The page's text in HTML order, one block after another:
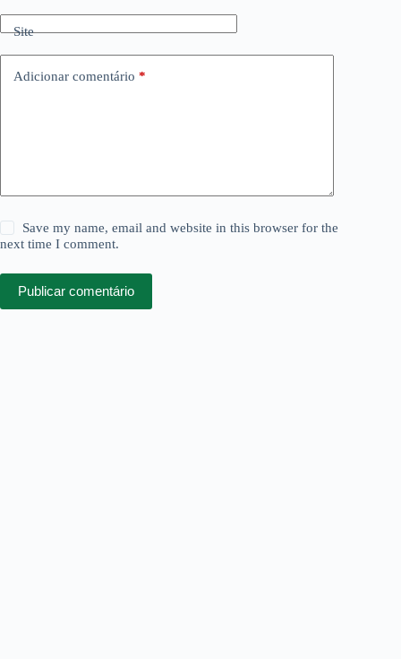
Site
Adicionar comentário *
Save my name, email and website in this browser for the
next time I comment.
Publicar comentário